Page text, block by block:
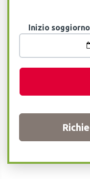
Inizio soggiorno